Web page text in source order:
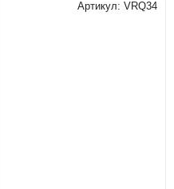
Артикул: VRQ34